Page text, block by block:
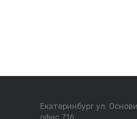
Екатеринбург ул.